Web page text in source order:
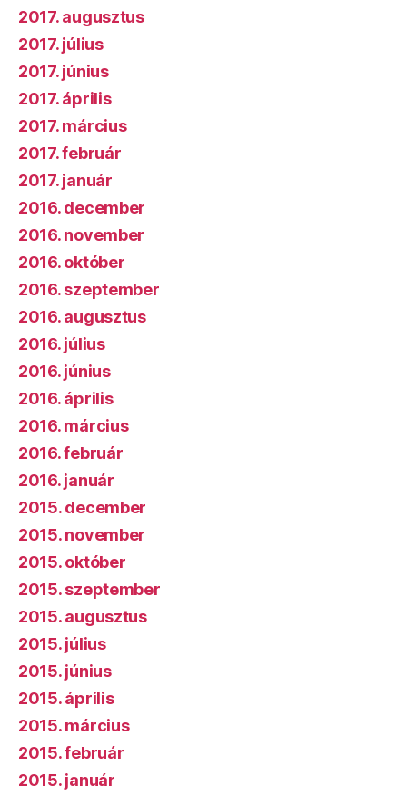
2017. augusztus
2017. július
2017. június
2017. április
2017. március
2017. február
2017. január
2016. december
2016. november
2016. október
2016. szeptember
2016. augusztus
2016. július
2016. június
2016. április
2016. március
2016. február
2016. január
2015. december
2015. november
2015. október
2015. szeptember
2015. augusztus
2015. július
2015. június
2015. április
2015. március
2015. február
2015. január